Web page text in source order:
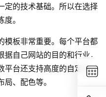
定的技术基础。所以在选择
。
模板非常重要。每个平台都
自己网站的目的和行业，
平台还支持高度的自定义，
、配色等。